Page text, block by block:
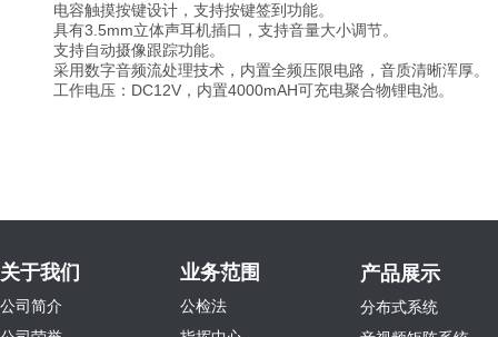
电容触摸按键设计，支持按键签到功能。
具有3.5mm立体声耳机插口，支持音量大小调节。
支持自动摄像跟踪功能。
采用数字音频流处理技术，内置全频压限电路，音质清晰浑厚。
工作电压： DC12V ，内置4000mAH可充电聚合物锂电池。
业务范围
公检法
关于我们
公司简介
产品展示
分布式系统